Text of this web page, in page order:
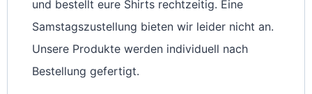
und bestellt eure Shirts rechtzeitig. Eine
Samstagszustellung bieten wir leider nicht an.
Unsere Produkte werden individuell nach
Bestellung gefertigt.